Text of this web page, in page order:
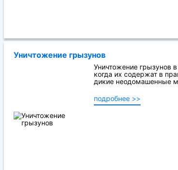
Уничтожение грызунов
Уничтожение грызунов
когда их содержат в
дикие неодомашенные
подробнее >>